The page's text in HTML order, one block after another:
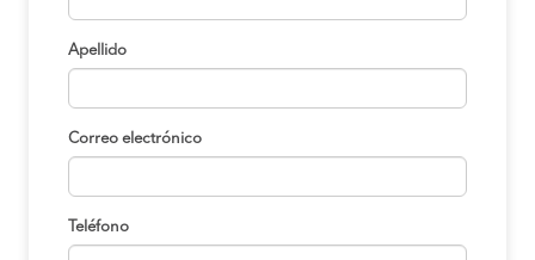
Apellido
Correo electrónico
Teléfono